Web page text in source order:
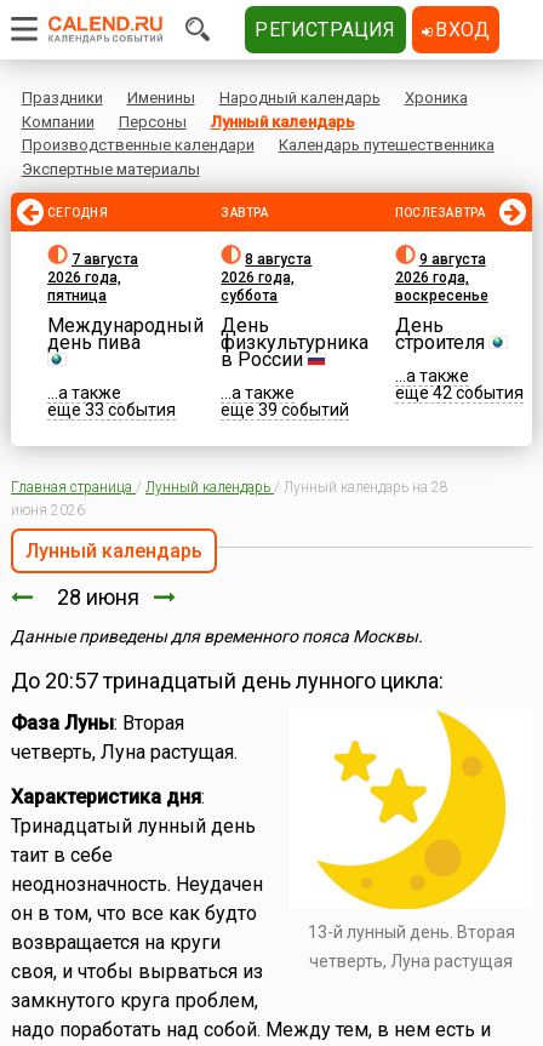
Праздники Именины Народный календарь
Хроника
Компании
Персоны
Лунный календарь
Производственные календари
Календарь путешественника
Экспертные материалы
СЕГОДНЯ
7 августа
2026 года,
пятница
Международный
день пива
...а также
еще 33 события
ЗАВТРА
8 августа
2026 года,
суббота
День
физкультурника
в России
...а также
еще 39 событий
ПОСЛЕЗАВТРА
9 августа
2026 года,
воскресенье
День
строителя
...а также
еще 42 события
Главная страница / Лунный календарь / Лунный календарь на 28
июня 2026
Лунный календарь
28 июня
Данные приведены для временного пояса Москвы.
До 20:57 тринадцатый день лунного цикла:
13-й лунный день. Вторая
четверть, Луна растущая
Фаза Луны: Вторая
четверть, Луна растущая.
Характеристика дня:
Тринадцатый лунный день
таит в себе
неоднозначность. Неудачен
он в том, что все как будто
возвращается на круги
своя, и чтобы вырваться из
замкнутого круга проблем,
надо поработать над собой. Между тем, в нем есть и
РЕГИСТРАЦИЯ ВХОД